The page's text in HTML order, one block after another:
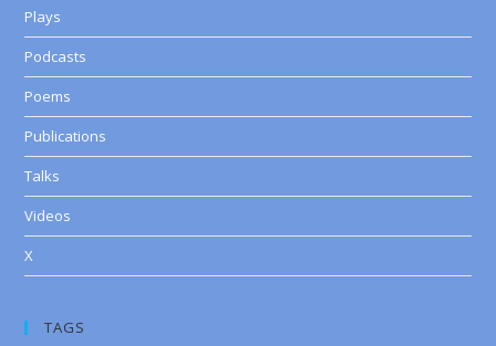
Plays
Podcasts
Poems
Publications
Talks
Videos
X
TAGS